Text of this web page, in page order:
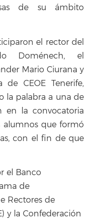
de su ámbito
el rector del
Doménech, el
Mario Ciurana y
CEOE Tenerife,
la palabra a una de
en la convocatoria
alumnos que formó
con el fin de que
el Banco
de
Rectores de
y la Confederación